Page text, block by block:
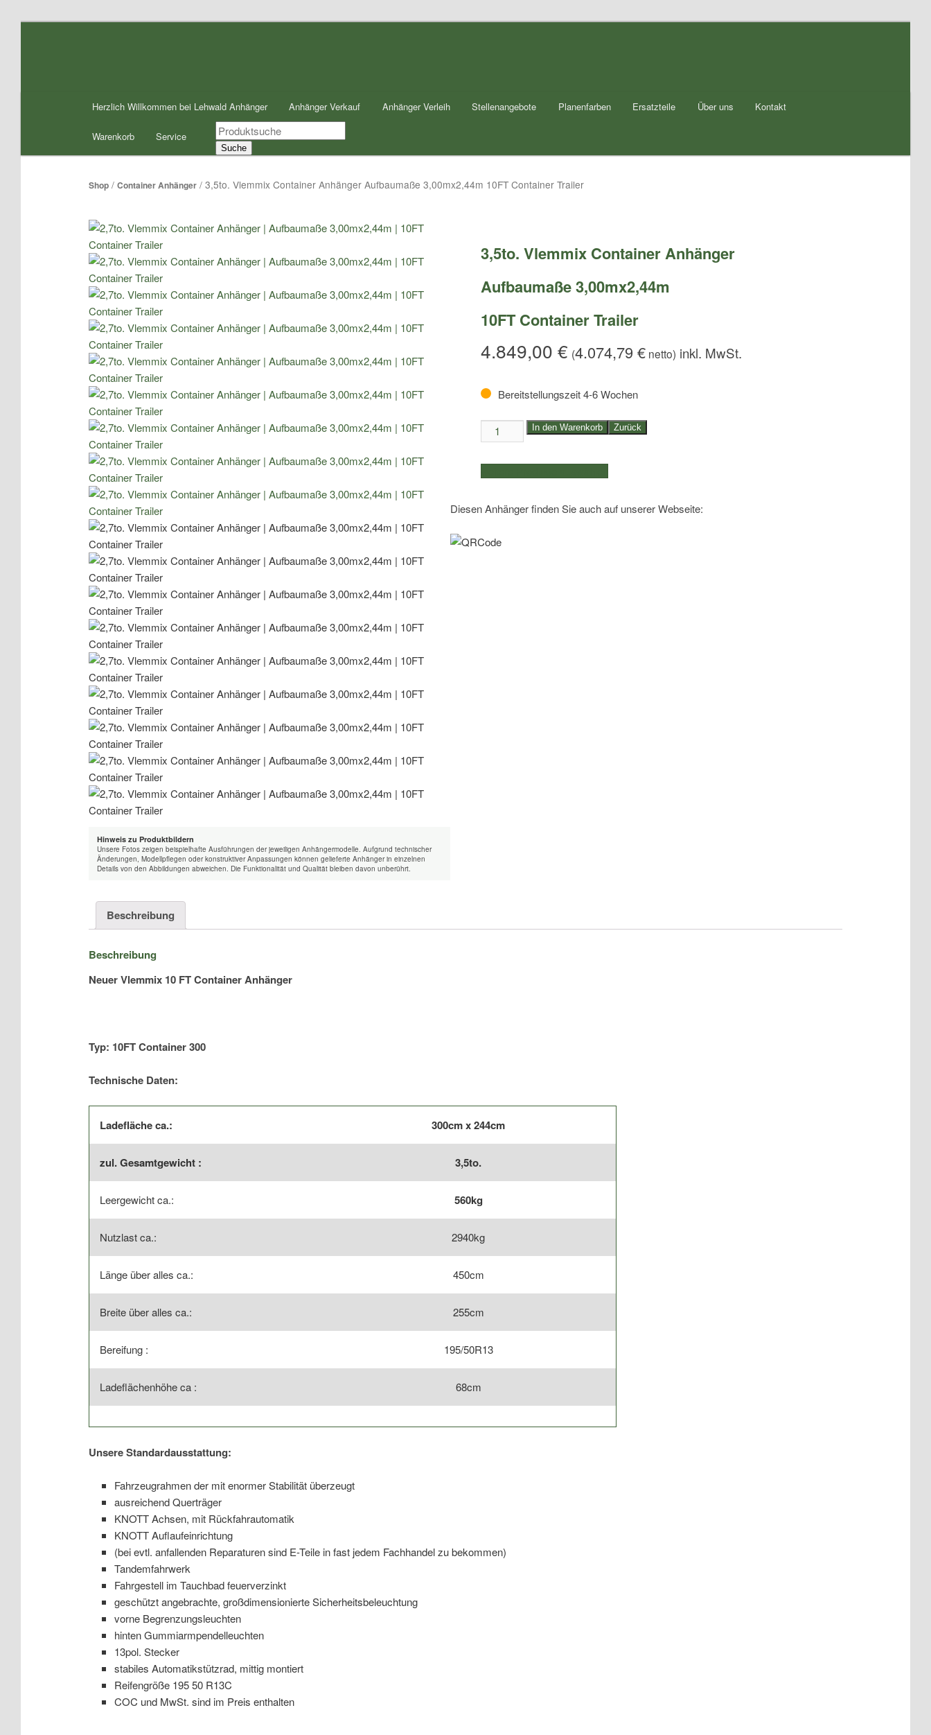
Herzlich Willkommen bei Lehwald Anhänger Anhänger Verkauf Anhänger Verleih Stellenangebote Planenfarben Ersatzteile Über uns Kontakt
Warenkorb Service
Products
search
Suche
Shop/ Container Anhänger/ 3,5to. Vlemmix Container Anhänger Aufbaumaße 3,00mx2,44m 10FT Container Trailer
Hinweis zu Produktbildern
Unsere Fotos zeigen beispielhafte Ausführungen der jeweiligen Anhängermodelle. Aufgrund technischer
Änderungen, Modellpflegen oder konstruktiver Anpassungen können gelieferte Anhänger in einzelnen
Details von den Abbildungen abweichen. Die Funktionalität und Qualität bleiben davon unberührt.
3,5to. Vlemmix Container Anhänger
Aufbaumaße 3,00mx2,44m
10FT Container Trailer
4.849,00 € (4.074,79 €netto)
Bereitstellungszeit 4-6 Wochen
3,5to.
Vlemmix
Container
Anhänger
Aufbaumaße
|
In den Warenkorb Zurück
Diesen Anhänger finden Sie auch auf unserer Webseite:
Beschreibung
Beschreibung
Neuer Vlemmix 10 FT Container Anhänger
Typ: 10FT Container 300
Technische Daten:
Ladefläche ca.: 300cm x 244cm
zul. Gesamtgewicht : 3,5to.
Leergewicht ca.: 560kg
Nutzlast ca.: 2940kg
Länge über alles ca.: 450cm
Breite über alles ca.: 255cm
Bereifung : 195/50R13
Ladeflächenhöhe ca : 68cm
Unsere Standardausstattung:
Fahrzeugrahmen der mit enormer Stabilität überzeugt
ausreichend Querträger
KNOTT Achsen, mit Rückfahrautomatik
KNOTT Auflaufeinrichtung
(bei evtl. anfallenden Reparaturen sind E-Teile in fast jedem Fachhandel zu bekommen)
Tandemfahrwerk
Fahrgestell im Tauchbad feuerverzinkt
geschützt angebrachte, großdimensionierte Sicherheitsbeleuchtung
vorne Begrenzungsleuchten
hinten Gummiarmpendelleuchten
13pol. Stecker
stabiles Automatikstützrad, mittig montiert
Reifengröße 195 50 R13C
COC und MwSt. sind im Preis enthalten